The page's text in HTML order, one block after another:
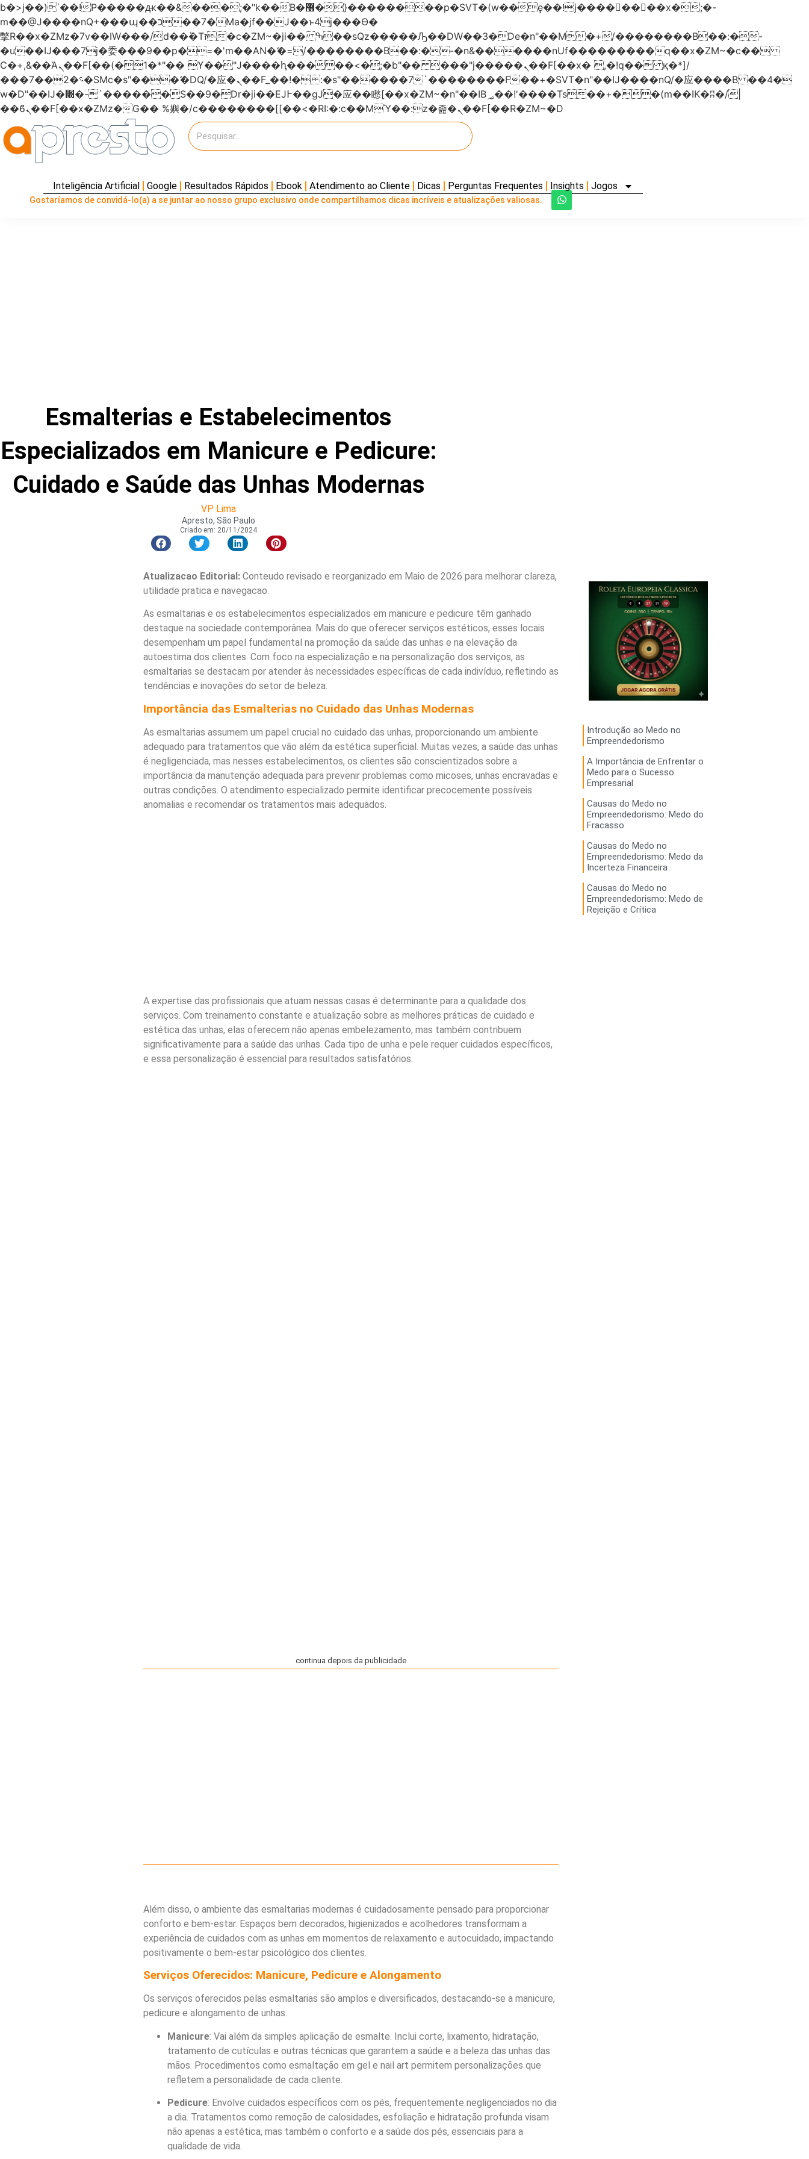
b�>j��)΄��!P�����ԫ��&���;�"k��B�޶�}��������p�SVT�(w��ę��!j��������x�;�-
m��@J����nQ+���պ��כ��7�Ma�jf��J��ͱ4j���Ѳ�
撆R��x�ZMz�7v��IW���/d��ٞ�Тז�c�ZM~�ji�� ߒ��sQz�����Ԡ��DW��3�De�n"��M�+/��������B��:�-
�u��IJ���7j�委���9��p�=�'m��AN�ޭ�=/��������B��:�-�n&������nUf���������q��x�ZM~�c��
Ϲ�+,&��Ὰܢ��F[��(�1�*"�� ϒ��"J����ԧ�����<�;�b"�� ���"j�����ܢ��F[��x� ,�!q�� қ�*]/
���؝�2��7�SMc�s"���ޭ�DQ/�应�ܢ��F_��!� :�s"������7`��������F��+�SVT�n"��IJ����nQ/�应����B ��4�
w�D"��IJ�׭�-`������S��9�Dr�ji��EJ߅��gJ�应��矁[��x�ZM~�n"��IB؃��!'����Тѕ��+��(m��IK�ʭ�/|
��ϐܢ��F[��x�ZMz�G�� %嬩�/c��������[[��<�RI:�:c��MΎ��:z�졾�ܢ��F[��R�ZM~�D
Inteligência Artificial Google Resultados Rápidos Ebook Atendimento ao Cliente Dicas Perguntas Frequentes Insights Jogos
Gostaríamos de convidá-lo(a) a se juntar ao nosso grupo exclusivo onde compartilhamos dicas incríveis e atualizações valiosas.
Esmalterias e Estabelecimentos
Especializados em Manicure e Pedicure:
Cuidado e Saúde das Unhas Modernas
VP Lima
Apresto, São Paulo
Criado em: 20/11/2024
Atualizacao Editorial:Conteudo revisado e reorganizado em Maio de 2026 para melhorar clareza,
utilidade pratica e navegacao.
As esmaltarias e os estabelecimentos especializados em manicure e pedicure têm ganhado
destaque na sociedade contemporânea. Mais do que oferecer serviços estéticos, esses locais
desempenham um papel fundamental na promoção da saúde das unhas e na elevação da
autoestima dos clientes. Com foco na especialização e na personalização dos serviços, as
esmaltarias se destacam por atender às necessidades específicas de cada indivíduo, refletindo as
tendências e inovações do setor de beleza.
Importância das Esmalterias no Cuidado das Unhas Modernas
As esmaltarias assumem um papel crucial no cuidado das unhas, proporcionando um ambiente
adequado para tratamentos que vão além da estética superficial. Muitas vezes, a saúde das unhas
é negligenciada, mas nesses estabelecimentos, os clientes são conscientizados sobre a
importância da manutenção adequada para prevenir problemas como micoses, unhas encravadas e
outras condições. O atendimento especializado permite identificar precocemente possíveis
anomalias e recomendar os tratamentos mais adequados.
A expertise das profissionais que atuam nessas casas é determinante para a qualidade dos
serviços. Com treinamento constante e atualização sobre as melhores práticas de cuidado e
estética das unhas, elas oferecem não apenas embelezamento, mas também contribuem
significativamente para a saúde das unhas. Cada tipo de unha e pele requer cuidados específicos,
e essa personalização é essencial para resultados satisfatórios.
Introdução ao Medo no
Empreendedorismo
A Importância de Enfrentar o
Medo para o Sucesso
Empresarial
Causas do Medo no
Empreendedorismo: Medo do
Fracasso
Causas do Medo no
Empreendedorismo: Medo da
Incerteza Financeira
Causas do Medo no
Empreendedorismo: Medo de
Rejeição e Crítica
continua depois da publicidade
Além disso, o ambiente das esmaltarias modernas é cuidadosamente pensado para proporcionar
conforto e bem-estar. Espaços bem decorados, higienizados e acolhedores transformam a
experiência de cuidados com as unhas em momentos de relaxamento e autocuidado, impactando
positivamente o bem-estar psicológico dos clientes.
Serviços Oferecidos: Manicure, Pedicure e Alongamento
Os serviços oferecidos pelas esmaltarias são amplos e diversificados, destacando-se a manicure,
pedicure e alongamento de unhas.
Manicure: Vai além da simples aplicação de esmalte. Inclui corte, lixamento, hidratação,
tratamento de cutículas e outras técnicas que garantem a saúde e a beleza das unhas das
mãos. Procedimentos como esmaltação em gel e nail art permitem personalizações que
refletem a personalidade de cada cliente.
Pedicure: Envolve cuidados específicos com os pés, frequentemente negligenciados no dia
a dia. Tratamentos como remoção de calosidades, esfoliação e hidratação profunda visam
não apenas a estética, mas também o conforto e a saúde dos pés, essenciais para a
qualidade de vida.